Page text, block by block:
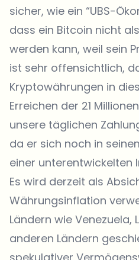
sicher, wie ein “UBS-
dass ein Bitcoin nicht
werden kann, weil sein
ist sehr offensichtlich,
Kryptowährungen in
Erreichen der 21
unsere täglichen
da er sich noch in
einer unterentwickelten
Es wird derzeit als
Währungsinflation
Ländern wie Venezuela,
anderen Ländern